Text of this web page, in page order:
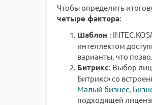
Чтобы определить
четыре фактора:
Шаблон :
интеллектом
варианты, что
Битрикс: Выбор
Битрикс» со
Малый бизнес,
подходящей